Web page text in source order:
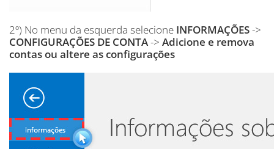
2º) No menu da esquerda selecione INFORMAÇÕES->
CONFIGURAÇÕES DE CONTA-> Adicione e remova
contas ou altere as configurações